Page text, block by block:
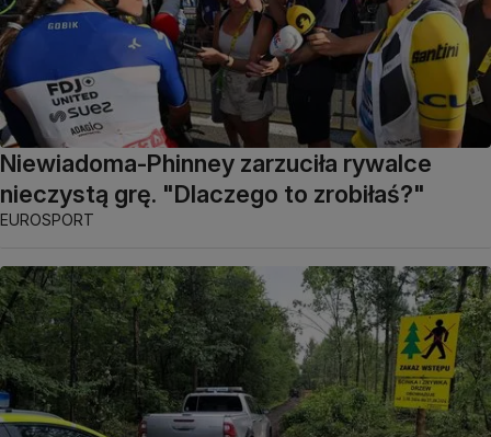
Niewiadoma-Phinney zarzuciła rywalce
nieczystą grę. "Dlaczego to zrobiłaś?"
EUROSPORT